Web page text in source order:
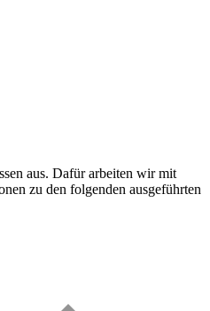
aus. Dafür arbeiten wir mit
zu den folgenden ausgeführten